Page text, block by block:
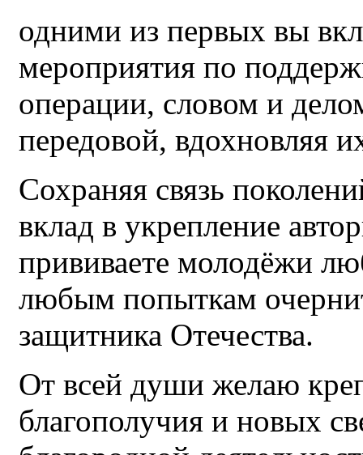
одними из первых вы
мероприятия по
операции, словом и
передовой, вдохновляя
Сохраняя связь
вклад в укрепление
прививаете молодёжи
любым попыткам
защитника Отечества.
От всей души желаю
благополучия и новых